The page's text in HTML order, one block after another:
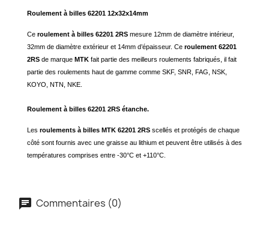
Roulement à billes 62201 12x32x14mm
Ce roulement à billes 62201 2RS mesure 12mm de diamètre intérieur,
32mm de diamètre extérieur et 14mm d’épaisseur. Ce roulement 62201
2RS de marque MTK fait partie des meilleurs roulements fabriqués, il fait
partie des roulements haut de gamme comme SKF, SNR, FAG, NSK,
KOYO, NTN, NKE.
Roulement à billes 62201 2RS étanche.
Les roulements à billes MTK 62201 2RS scellés et protégés de chaque
côté sont fournis avec une graisse au lithium et peuvent être utilisés à des
températures comprises entre -30°C et +110°C.
Commentaires (0)